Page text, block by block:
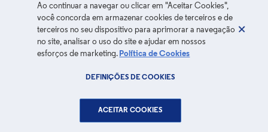
Ao continuar a navegar ou clicar em "Aceitar Cookies",
você concorda em armazenar cookies de terceiros e de
terceiros no seu dispositivo para aprimorar a navegação
no site, analisar o uso do site e ajudar em nossos
esforços de marketing. Política de Cookies
DEFINIÇÕES DE COOKIES
ACEITAR COOKIES